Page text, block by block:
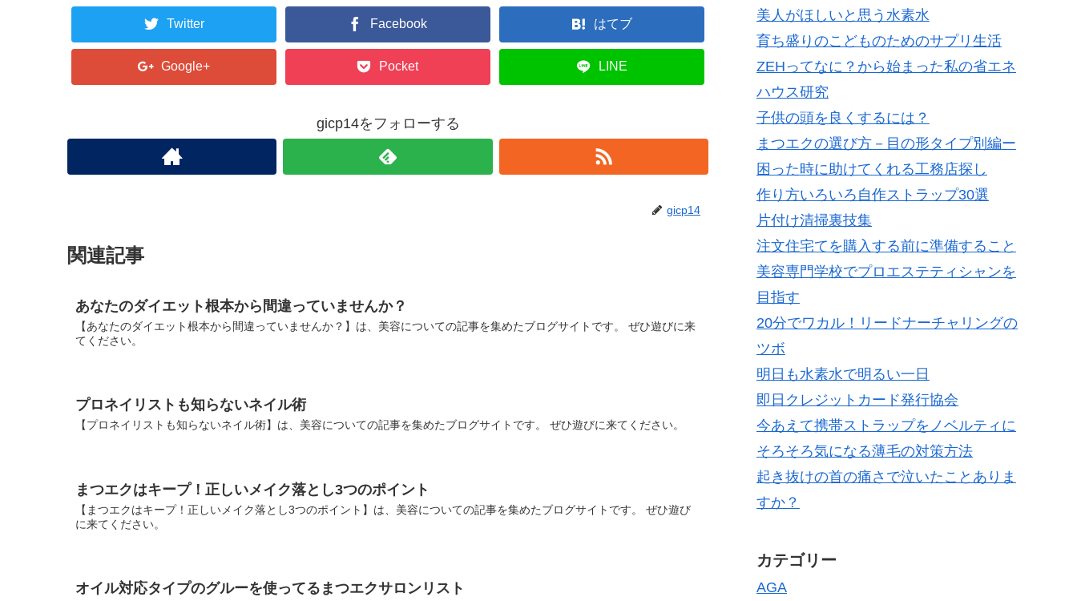
Twitter Facebook はてブ
Google+ Pocket LINE
gicp14をフォローする
gicp14
関連記事
あなたのダイエット根本から間違っていませんか？
【あなたのダイエット根本から間違っていませんか？】は、美容についての記事を集めたブログサイトです。 ぜひ遊びに来
てください。
プロネイリストも知らないネイル術
【プロネイリストも知らないネイル術】は、美容についての記事を集めたブログサイトです。 ぜひ遊びに来てください。
まつエクはキープ！正しいメイク落とし3つのポイント
【まつエクはキープ！正しいメイク落とし3つのポイント】は、美容についての記事を集めたブログサイトです。 ぜひ遊び
に来てください。
オイル対応タイプのグルーを使ってるまつエクサロンリスト
美人がほしいと思う水素水
育ち盛りのこどものためのサプリ生活
ZEHってなに？から始まった私の省エネ
ハウス研究
子供の頭を良くするには？
まつエクの選び方－目の形タイプ別編ー
困った時に助けてくれる工務店探し
作り方いろいろ自作ストラップ30選
片付け清掃裏技集
注文住宅てを購入する前に準備すること
美容専門学校でプロエステティシャンを
目指す
20分でワカル！リードナーチャリングの
ツボ
明日も水素水で明るい一日
即日クレジットカード発行協会
今あえて携帯ストラップをノベルティに
そろそろ気になる薄毛の対策方法
起き抜けの首の痛さで泣いたことありま
すか？
カテゴリー
AGA